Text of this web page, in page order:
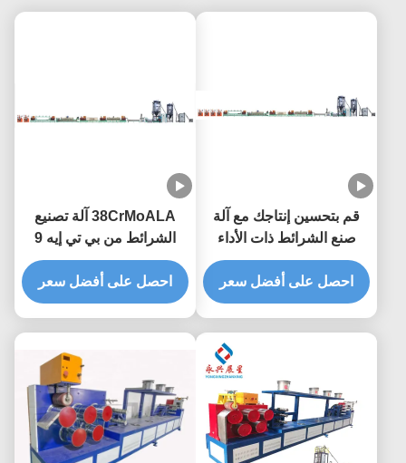
قم بتحسين إنتاجك مع آلة
صنع الشرائط ذات الأداء
العالي
احصل على أفضل سعر
38CrMoALA آلة تصنيع
الشرائط من بي تي إيه 9
ملم آلة تصنيع الشرائط
احصل على أفضل سعر